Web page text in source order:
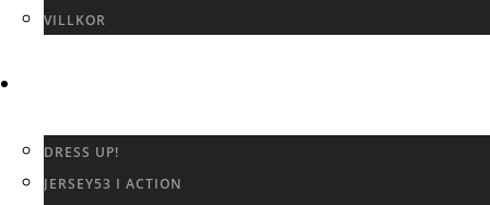
VILLKOR
DRESS UP!
JERSEY53 I ACTION